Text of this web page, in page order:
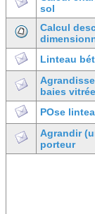
sol
Calcul
Linteau
baies
POse
Agrandir
porteur